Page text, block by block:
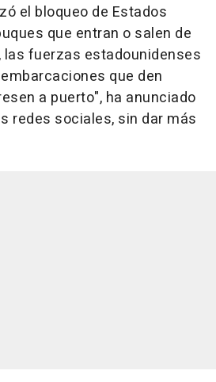
el bloqueo de Estados
que entran o salen de
fuerzas estadounidenses
que den
a puerto", ha anunciado
redes sociales, sin dar más